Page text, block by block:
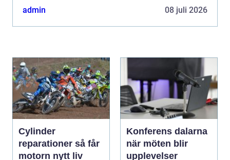
fördelarna med appar, såsom ökad
admin 08 juli 2026
Cylinder
reparationer så får
motorn nytt liv
Konferens dalarna
när möten blir
upplevelser